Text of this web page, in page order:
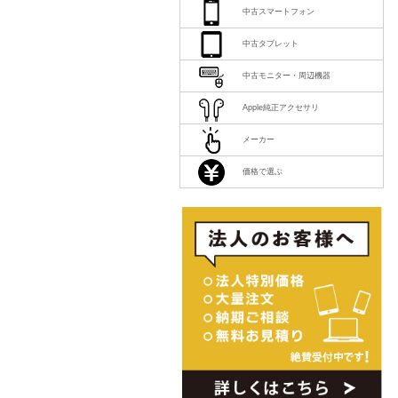
中古スマートフォン
中古タブレット
中古モニター・周辺機器
Apple純正アクセサリ
メーカー
価格で選ぶ